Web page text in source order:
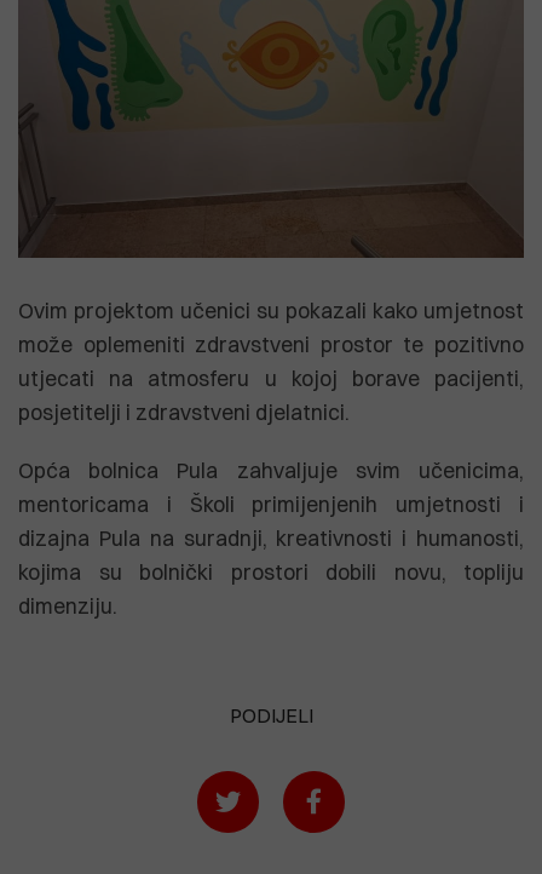
Ovim projektom učenici su pokazali kako umjetnost
može oplemeniti zdravstveni prostor te pozitivno
utjecati na atmosferu u kojoj borave pacijenti,
posjetitelji i zdravstveni djelatnici.
Opća bolnica Pula zahvaljuje svim učenicima,
mentoricama i Školi primijenjenih umjetnosti i
dizajna Pula na suradnji, kreativnosti i humanosti,
kojima su bolnički prostori dobili novu, topliju
dimenziju.
PODIJELI